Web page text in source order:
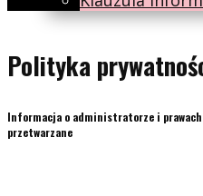
Polityka
Informacja o administratorze i prawach
przetwarzane